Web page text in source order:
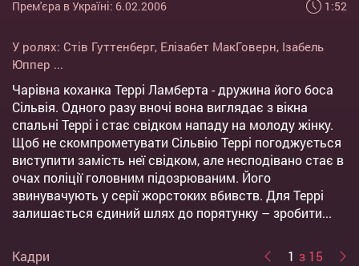
Прем'єра в Україні: 6.02.2006
1:52
У ролях: Стів Гуттенберг, Елізабет МакГоверн, Ізабель
Юппер ...
Чарівна коханка Террі Ламберта - дружина його боса
Сільвія. Одного разу вночі вона виглядає з вікна
спальні Террі і стає свідком нападу на молоду жінку.
Щоб не скомпрометувати Сільвію Террі погоджується
виступити замість неї свідком, але несподівано стає в
очах поліції головним підозрюваним. Його
звинувачують у серії жорстоких вбивств. Для Террі
залишається єдиний шлях до порятунку – зробити...
Кадри 1 з 15